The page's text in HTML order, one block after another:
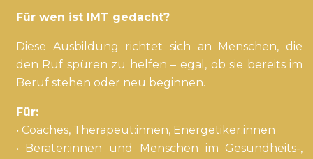
Für wen ist IMT gedacht?
Diese Ausbildung richtet sich an Menschen, die
den Ruf spüren zu helfen – egal, ob sie bereits im
Beruf stehen oder neu beginnen.
Für:
• Coaches, Therapeut:innen, Energetiker:innen
• Berater:innen und Menschen im Gesundheits-,